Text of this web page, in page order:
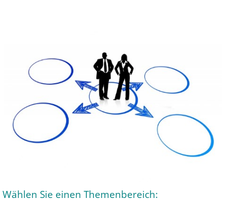
Wählen Sie einen Themenbereich: